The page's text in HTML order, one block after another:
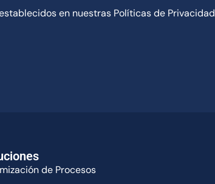
en nuestras Políticas de Privacidad
de Procesos